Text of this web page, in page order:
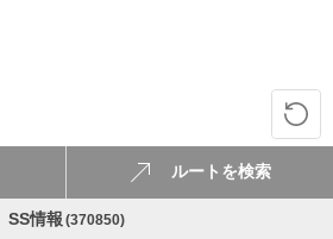
SS情報 (370850)
ルートを検索